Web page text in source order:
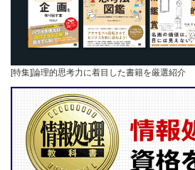
[特集]論理的思考力に着目した書籍を厳選紹介